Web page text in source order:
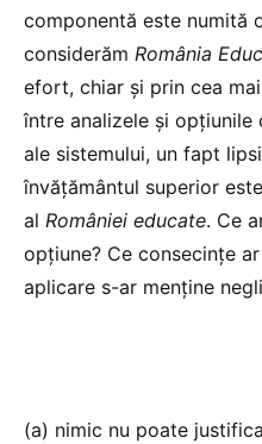
componentă este numită
considerăm România
efort, chiar și prin cea
între analizele și
ale sistemului, un fapt
învățământul superior
al României educate. Ce
opțiune? Ce consecințe
aplicare s-ar menține
(a) nimic nu poate